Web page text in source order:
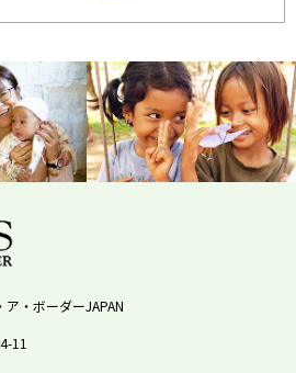
・ボーダーJAPAN
11